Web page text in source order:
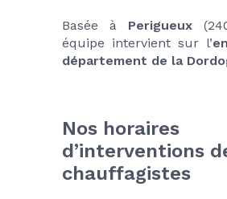
Basée à Perigueux
équipe intervient sur l’
département de la
Nos horaires
d’interventions
chauffagistes